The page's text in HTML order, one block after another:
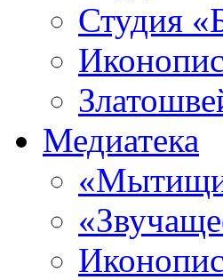
Студия
Медиатека
«Мытищи